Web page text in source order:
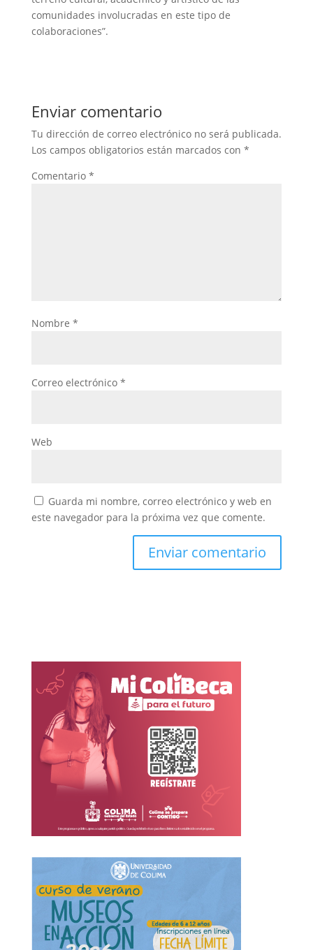
comunidades involucradas en este tipo de
colaboraciones”.
Enviar comentario
Tu dirección de correo electrónico no será publicada.
Los campos obligatorios están marcados con *
Comentario *
Nombre *
Correo electrónico *
Web
Guarda mi nombre, correo electrónico y web en
este navegador para la próxima vez que comente.